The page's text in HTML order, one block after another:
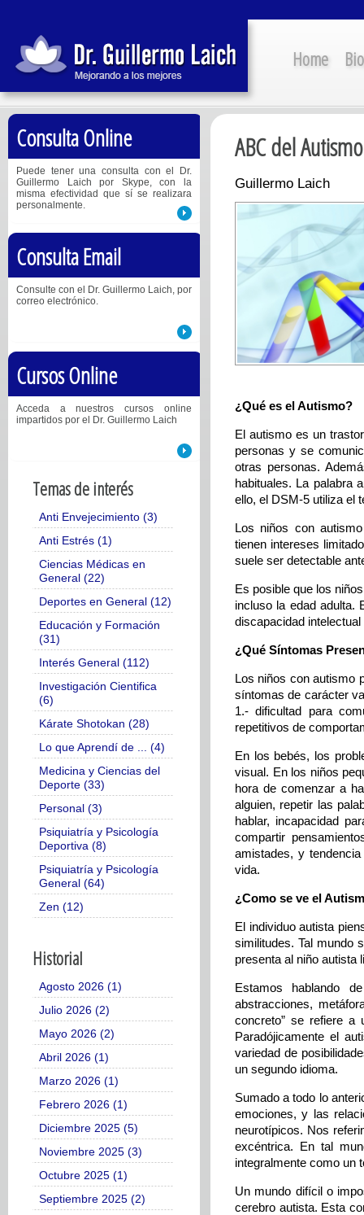
Home
Consulta Online
Puede tener una consulta con el Dr.
Guillermo Laich por Skype, con la
misma efectividad que sí se realizara
personalmente.
Consulta Email
Consulte con el Dr. Guillermo Laich, por
correo electrónico.
Cursos Online
Acceda a nuestros cursos online
impartidos por el Dr. Guillermo Laich
Temas de interés
Anti Envejecimiento (3)
Anti Estrés (1)
Ciencias Médicas en
General (22)
Deportes en General (12)
Educación y Formación
(31)
Interés General (112)
Investigación Cientifica
(6)
Kárate Shotokan (28)
Lo que Aprendí de ... (4)
Medicina y Ciencias del
Deporte (33)
Personal (3)
Psiquiatría y Psicología
Deportiva (8)
Psiquiatría y Psicología
General (64)
Zen (12)
Historial
Agosto 2026 (1)
Julio 2026 (2)
Mayo 2026 (2)
Abril 2026 (1)
Marzo 2026 (1)
Febrero 2026 (1)
Diciembre 2025 (5)
Noviembre 2025 (3)
Octubre 2025 (1)
Septiembre 2025 (2)
ABC del Autismo
Guillermo Laich
¿Qué es el Autismo?
El autismo es un
personas y se
otras personas.
habituales. La palabra
ello, el DSM-5 utiliza el
Los niños con
tienen intereses
suele ser detectable
Es posible que los
incluso la edad adulta.
discapacidad
¿Qué Síntomas
Los niños con autismo
síntomas de carácter
1.- dificultad para
repetitivos de
En los bebés, los
visual. En los niños
hora de comenzar a
alguien, repetir las
hablar, incapacidad
compartir
amistades, y
vida.
¿Como se ve el
El individuo autista
similitudes. Tal mundo
presenta al niño autista
Estamos hablando
abstracciones,
concreto” se refiere
Paradójicamente el
variedad de
un segundo idioma.
Sumado a todo lo
emociones, y las
neurotípicos. Nos
excéntrica. En tal
integralmente como un
Un mundo difícil o
cerebro autista. Esta